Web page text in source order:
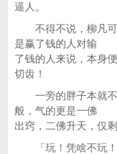
逼人。
不得不说，柳凡可
是赢了钱的人对输
了钱的人来说，本身
切齿！
一旁的胖子本就不
般，气的更是一佛
出窍，二佛升天，仅
「玩！凭啥不玩！